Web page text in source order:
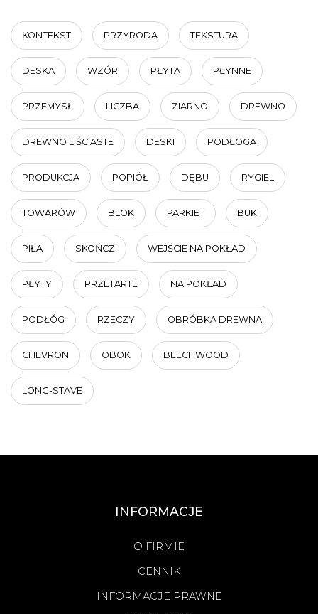
KONTEKST PRZYRODA TEKSTURA
DESKA WZÓR PŁYTA PŁYNNE
PRZEMYSŁ LICZBA ZIARNO DREWNO
DREWNO LIŚCIASTE DESKI PODŁOGA
PRODUKCJA POPIÓŁ DĘBU RYGIEL
TOWARÓW BLOK PARKIET BUK
PIŁA SKOŃCZ WEJŚCIE NA POKŁAD
PŁYTY PRZETARTE NA POKŁAD
PODŁÓG RZECZY OBRÓBKA DREWNA
CHEVRON OBOK BEECHWOOD
LONG-STAVE
INFORMACJE
O FIRMIE
CENNIK
INFORMACJE PRAWNE